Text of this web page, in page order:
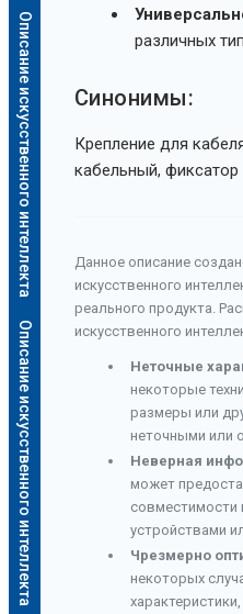
Описание искусственного интеллекта
Описание искусственного интеллекта
различных
Синонимы:
Крепление для
кабельный,
Данное описание
искусственного
реального продукта.
искусственного
Неточные
некоторые
размеры или
неточными или
Неверная
может
совместимости
устройствами
Чрезмерно
некоторых